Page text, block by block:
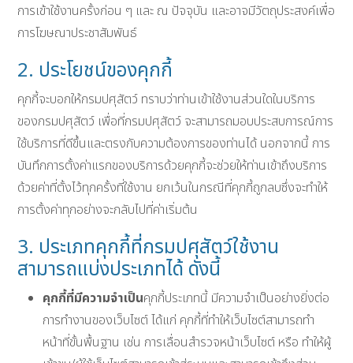
การเข้าใช้งานครั้งก่อน ๆ และ ณ ปัจจุบัน และอาจมีวัตถุประสงค์เพื่อ
การโฆษณาประชาสัมพันธ์
2. ประโยชน์ของคุกกี้
คุกกี้จะบอกให้กรมปศุสัตว์ ทราบว่าท่านเข้าใช้งานส่วนใดในบริการ
ของกรมปศุสัตว์ เพื่อที่กรมปศุสัตว์ จะสามารถมอบประสบการณ์การ
ใช้บริการที่ดีขึ้นและตรงกับความต้องการของท่านได้ นอกจากนี้ การ
บันทึกการตั้งค่าแรกของบริการด้วยคุกกี้จะช่วยให้ท่านเข้าถึงบริการ
ด้วยค่าที่ตั้งไว้ทุกครั้งที่ใช้งาน ยกเว้นในกรณีที่คุกกี้ถูกลบซึ่งจะทำให้
การตั้งค่าทุกอย่างจะกลับไปที่ค่าเริ่มต้น
3. ประเภทคุกกี้ที่กรมปศุสัตว์ใช้งาน
สามารถแบ่งประเภทได้ ดังนี้
คุกกี้ที่มีความจำเป็นคุกกี้ประเภทนี้ มีความจำเป็นอย่างยิ่งต่อ
การทำงานของเว็บไซต์ ได้แก่ คุกกี้ที่ทำให้เว็บไซต์สามารถทำ
หน้าที่ขั้นพื้นฐาน เช่น การเลื่อนสำรวจหน้าเว็บไซต์ หรือ ทำให้ผู้